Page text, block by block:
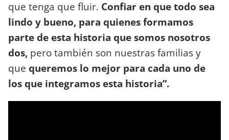
que tenga que fluir. Confiar en que todo sea
lindo y bueno, para quienes formamos
parte de esta historia que somos nosotros
dos, pero también son nuestras familias y
que queremos lo mejor para cada uno de
los que integramos esta historia”.